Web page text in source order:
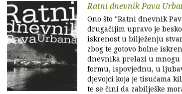
Ratni dnevnik Pava
Ono što "Ratni dnevnik
drugačijim upravo je
iskrenost u bilježenju
zbog te gotovo bolne
dnevnika prelazi u
formu, ispovjednu, u
djevojci koja je tisućama
te se čini da zabilješke